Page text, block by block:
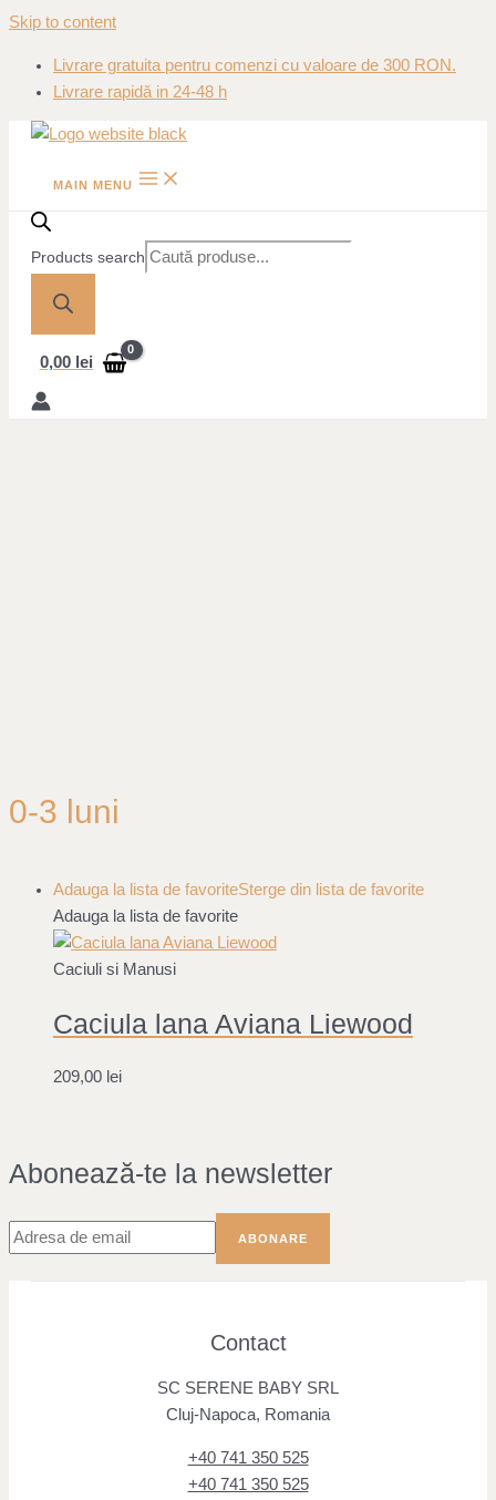
Skip to content
Livrare gratuita pentru comenzi cu valoare de 300 RON.
Livrare rapidă in 24-48 h
MAIN MENU
Products search
0,00 lei
0-3 luni
Adauga la lista de favoriteSterge din lista de favorite
Adauga la lista de favorite
Caciuli si Manusi
Caciula lana Aviana Liewood
209,00 lei
Abonează-te la newsletter
Contact
SC SERENE BABY SRL
Cluj-Napoca, Romania
+40 741 350 525
+40 741 350 525